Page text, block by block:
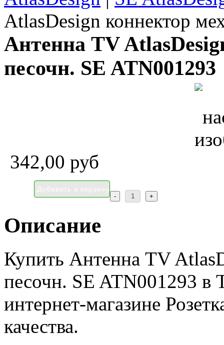
AtlasDesign коннектор
Антенна TV
песочн. SE ATN001293
342,00 руб
Описание
Купить Антенна TV
песочн. SE ATN001293
интернет-магазине
качества.